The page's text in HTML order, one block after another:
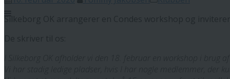
I Silkeborg OK afholder vi den 18. februar en workshop i brug
Vi har stadig ledige pladser, hvis I har nogle medlemmer, der